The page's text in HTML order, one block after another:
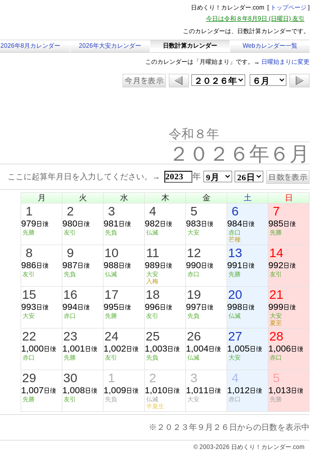
日めくり！カレンダー.com [ トップページ ]
今日は令和８年8月9日 (日曜日) 友引
このカレンダーは、日数計算カレンダーです。
2026年8月カレンダー 2026年大安カレンダー 日数計算カレンダー Webカレンダー一覧
このカレンダーは「月曜始まり」です。→ 日曜始まりに変更
令和８年
２０２６年６月
ここに起算年月日を入力してください。→ 年
月 火 水 木 金 土 日
1
979
先勝
2
980
友引
3
981
先負
4
982
仏滅
5
983
大安
6
984
赤口
芒種
7
985
先勝
8
986
友引
9
987
先負
10
988
仏滅
11
989
大安
入梅
12
990
赤口
13
991
先勝
14
992
友引
15
993
大安
16
994
赤口
17
995
先勝
18
996
友引
19
997
先負
20
998
仏滅
21
999
大安
夏至
22
1,000
赤口
23
1,001
先勝
24
1,002
友引
25
1,003
先負
26
1,004
仏滅
27
1,005
大安
28
1,006
赤口
29
1,007
先勝
30
1,008
友引
1
1,009
先負
2
1,010
仏滅
半夏生
3
1,011
大安
4
1,012
赤口
5
1,013
先勝
※２０２３年９月２６日からの日数を表示中
© 2003-2026 日めくり！カレンダー.com